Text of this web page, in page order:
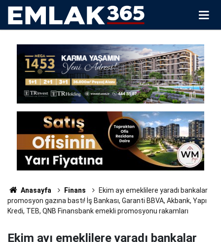
Anasayfa Finans
Ekim ayı emeklilere yaradı bankalar
promosyon gazına bastı! İş Bankası, Garanti BBVA, Akbank, Yapı
Kredi, TEB, QNB Finansbank emekli promosyonu rakamları
Ekim ayı emeklilere yaradı bankalar